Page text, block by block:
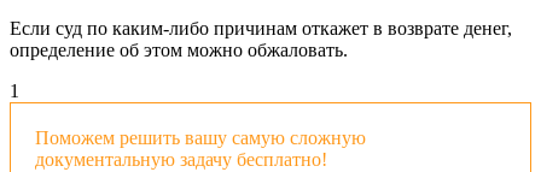
Если суд по каким-либо причинам откажет в возврате денег,
определение об этом можно обжаловать.
1
Поможем решить вашу самую сложную
документальную задачу бесплатно!